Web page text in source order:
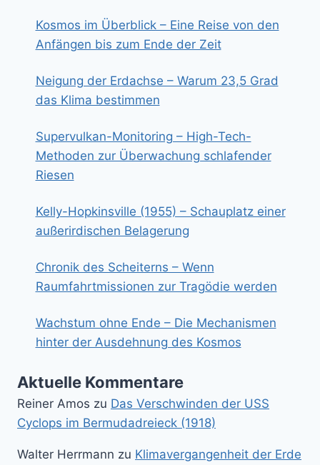
Kosmos im Überblick – Eine Reise von den
Anfängen bis zum Ende der Zeit
Neigung der Erdachse – Warum 23,5 Grad
das Klima bestimmen
Supervulkan-Monitoring – High-Tech-
Methoden zur Überwachung schlafender
Riesen
Kelly-Hopkinsville (1955) – Schauplatz einer
außerirdischen Belagerung
Chronik des Scheiterns – Wenn
Raumfahrtmissionen zur Tragödie werden
Wachstum ohne Ende – Die Mechanismen
hinter der Ausdehnung des Kosmos
Aktuelle Kommentare
Reiner Amos zu Das Verschwinden der USS
Cyclops im Bermudadreieck (1918)
Walter Herrmann zu Klimavergangenheit der Erde